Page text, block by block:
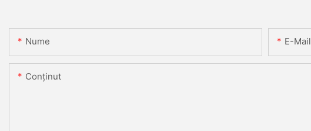
Nume E-Mail
Conţinut